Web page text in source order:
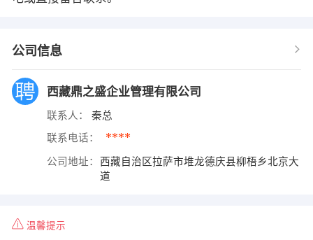
公司信息
西藏鼎之盛企业管理有限公司
联系人： 秦总
联系电话： ****
公司地址：
西藏自治区拉萨市堆龙德庆县柳梧乡北京大
道
温馨提示